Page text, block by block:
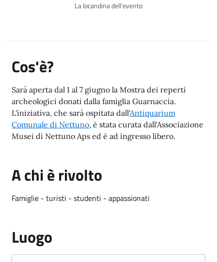
La locandina dell'evento
Cos'è?
Sarà aperta dal 1 al 7 giugno la Mostra dei reperti
archeologici donati dalla famiglia Guarnaccia.
L'iniziativa, che sarà ospitata dall'Antiquarium
Comunale di Nettuno, è stata curata dall'Associazione
Musei di Nettuno Aps ed è ad ingresso libero.
A chi è rivolto
Famiglie - turisti - studenti - appassionati
Luogo